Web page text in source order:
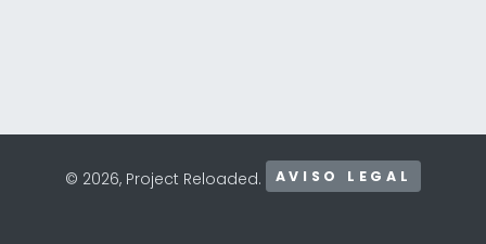
© 2026, Project Reloaded. AVISO LEGAL